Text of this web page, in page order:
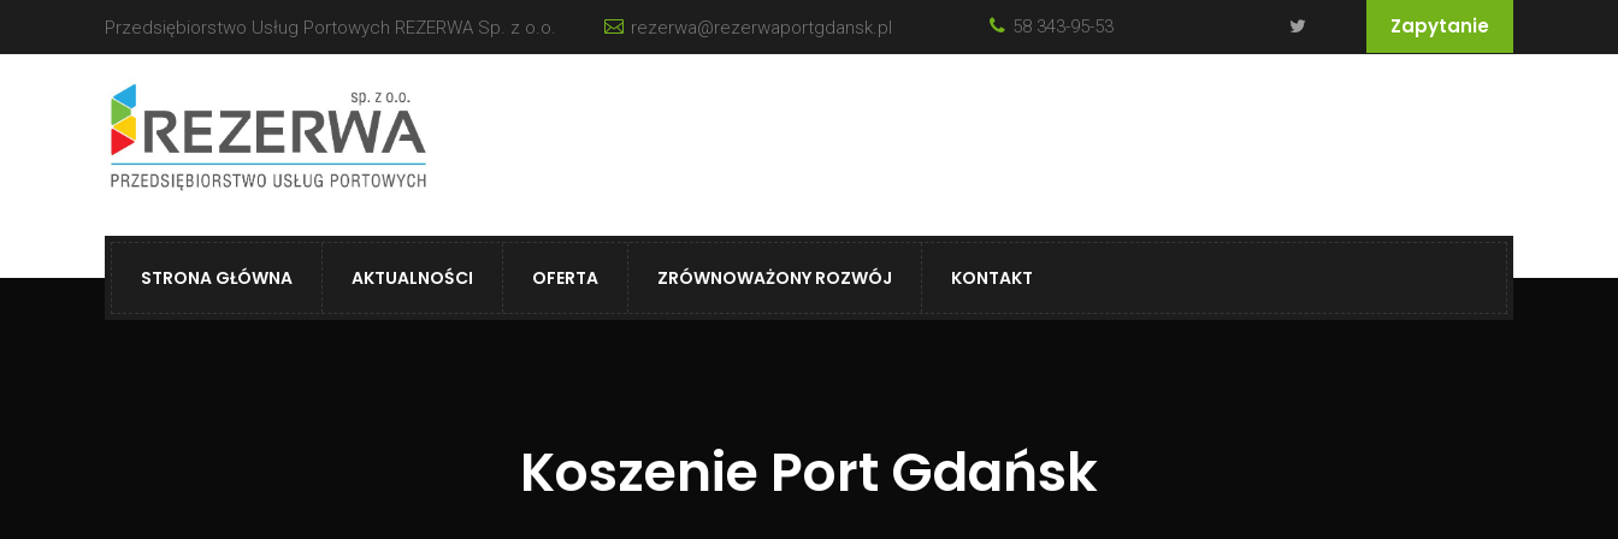
Przedsiębiorstwo Usług Portowych REZERWA Sp. z o.o. rezerwa@rezerwaportgdansk.pl 58 343-95-53 Zapytanie
STRONA GŁÓWNA AKTUALNOŚCI OFERTA ZRÓWNOWAŻONY ROZWÓJ KONTAKT
Koszenie Port Gdańsk